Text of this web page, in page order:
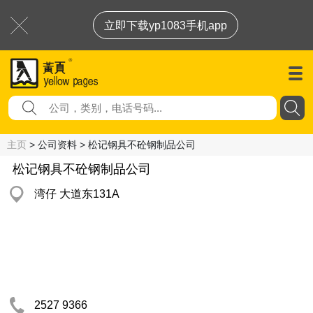
立即下载yp1083手机app
主页 > 公司资料 > 松记钢具不砼钢制品公司
松记钢具不砼钢制品公司
湾仔 大道东131A
2527 9366